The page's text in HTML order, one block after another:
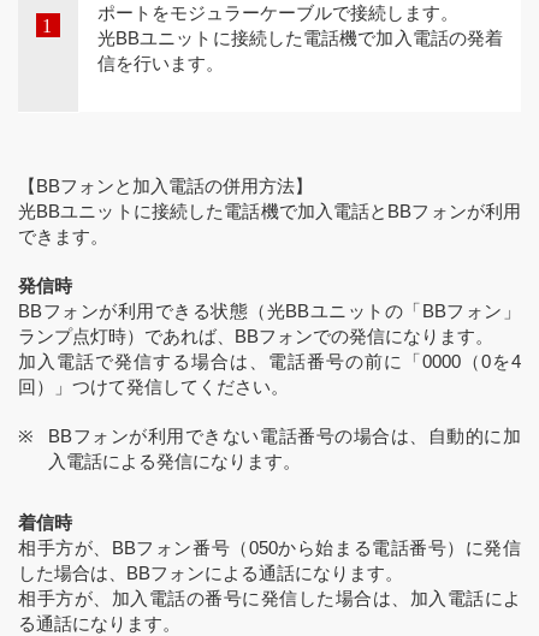
ポートをモジュラーケーブルで接続します。
光BBユニットに接続した電話機で加入電話の発着
信を行います。
【BBフォンと加入電話の併用方法】
光BBユニットに接続した電話機で加入電話とBBフォンが利用
できます。
発信時
BBフォンが利用できる状態（光BBユニットの「BBフォン」
ランプ点灯時）であれば、BBフォンでの発信になります。
加入電話で発信する場合は、電話番号の前に「0000（0を4
回）」つけて発信してください。
BBフォンが利用できない電話番号の場合は、自動的に加
入電話による発信になります。
着信時
相手方が、BBフォン番号（050から始まる電話番号）に発信
した場合は、BBフォンによる通話になります。
相手方が、加入電話の番号に発信した場合は、加入電話によ
る通話になります。